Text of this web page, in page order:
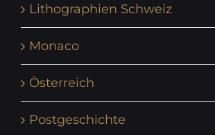
Lithographien Schweiz
Monaco
Österreich
Postgeschichte